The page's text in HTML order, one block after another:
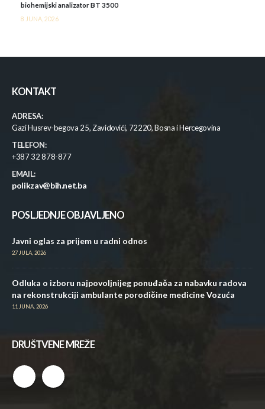
biohemijski analizator BT 3500
8 JUNA, 2026
KONTAKT
ADRESA:
Gazi Husrev-begova 25, Zavidovići, 72220, Bosna i Hercegovina
TELEFON:
+387 32 878-877
EMAIL:
polikzav@bih.net.ba
POSLJEDNJE OBJAVLJENO
Javni oglas za prijem u radni odnos
27 JULA, 2026
Odluka o izboru najpovoljnijeg ponuđača za nabavku radova
na rekonstrukciji ambulante porodičine medicine Vozuća
11 JUNA, 2026
DRUŠTVENE MREŽE